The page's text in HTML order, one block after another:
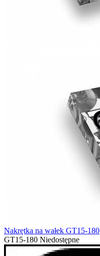
Nakrętka na wałek GT15-180
GT15-180 Niedostępne